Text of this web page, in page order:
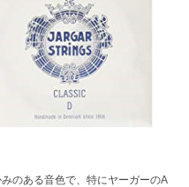
のある音色で、特にヤーガーのA